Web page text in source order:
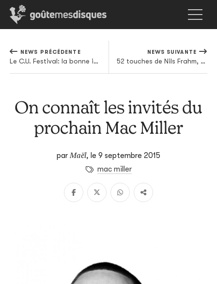
NEWS PRÉCÉDENTE
Le C.U. Festival: la bonne idée sortie du weekend ou le festival de trop ?
NEWS SUIVANTE
52 touches de Nils Frahm, 36 nuances d'Arnalds
On connaît les invités du
prochain Mac Miller
parMaël, le 9 septembre 2015
mac miller